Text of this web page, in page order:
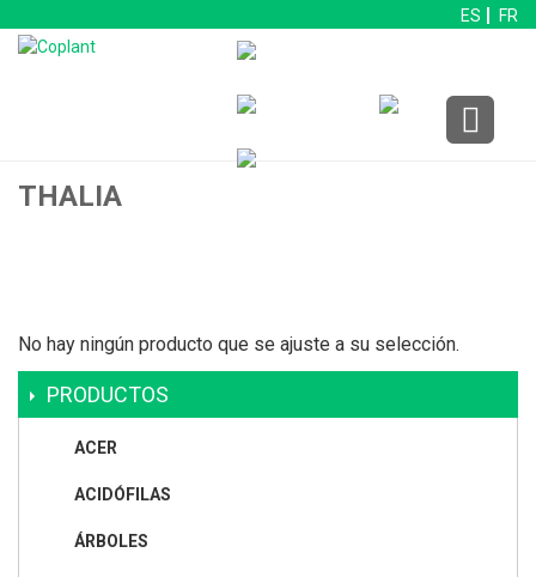
ES FR
THALIA
No hay ningún producto que se ajuste a su selección.
PRODUCTOS
ACER
ACIDÓFILAS
ÁRBOLES